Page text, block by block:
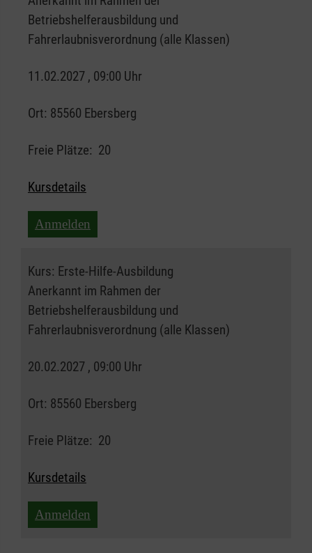
Betriebshelferausbildung und
Fahrerlaubnisverordnung (alle Klassen)
11.02.2027 , 09:00 Uhr
Ort: 85560 Ebersberg
Freie Plätze: 20
Kursdetails
Anmelden
Kurs: Erste-Hilfe-Ausbildung
Anerkannt im Rahmen der
Betriebshelferausbildung und
Fahrerlaubnisverordnung (alle Klassen)
20.02.2027 , 09:00 Uhr
Ort: 85560 Ebersberg
Freie Plätze: 20
Kursdetails
Anmelden